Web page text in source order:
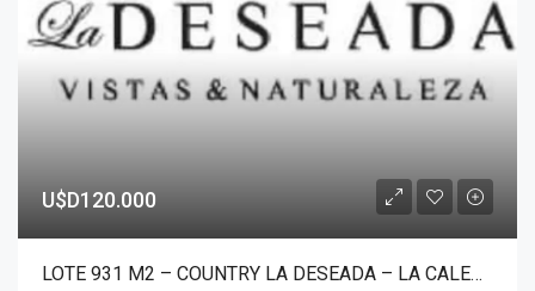
U$D120.000
LOTE 931 M2 – COUNTRY LA DESEADA – LA CALERA